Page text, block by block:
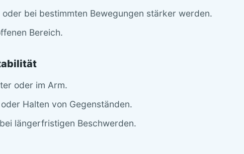
oder bei bestimmten Bewegungen stärker werden.
Bereich.
oder im Arm.
Halten von Gegenständen.
längerfristigen Beschwerden.